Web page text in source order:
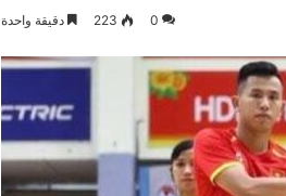
0
223 دقيقة واحدة